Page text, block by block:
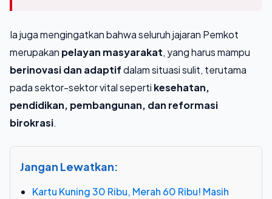
Ia juga mengingatkan bahwa seluruh jajaran Pemkot
merupakan pelayan masyarakat, yang harus mampu
berinovasi dan adaptifdalam situasi sulit, terutama
pada sektor-sektor vital seperti kesehatan,
pendidikan, pembangunan, dan reformasi
birokrasi.
Jangan Lewatkan:
Kartu Kuning 30 Ribu, Merah 60 Ribu! Masih